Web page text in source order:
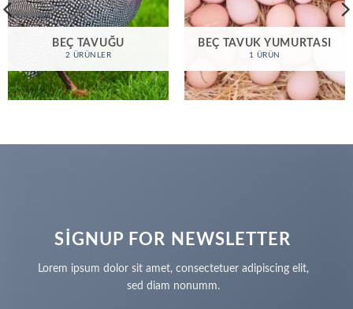
BEÇ TAVUĞU
2 ÜRÜNLER
BEÇ TAVUK YUMURTASI
1 ÜRÜN
SIGNUP FOR NEWSLETTER
Lorem ipsum dolor sit amet, consectetuer adipiscing elit,
sed diam nonumm.